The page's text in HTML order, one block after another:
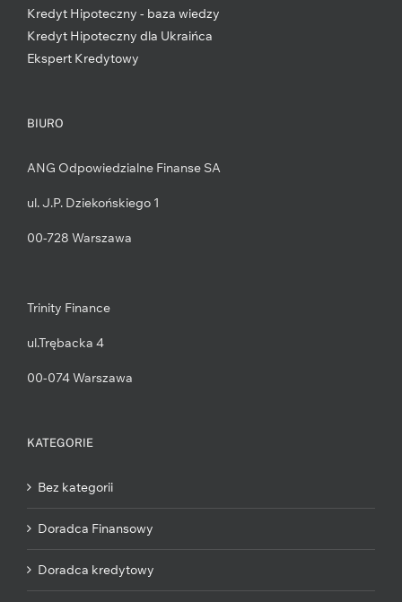
Kredyt Hipoteczny - baza wiedzy
Kredyt Hipoteczny dla Ukraińca
Ekspert Kredytowy
BIURO
ANG Odpowiedzialne Finanse SA
ul. J.P. Dziekońskiego 1
00-728 Warszawa
Trinity Finance
ul.Trębacka 4
00-074 Warszawa
KATEGORIE
Bez kategorii
Doradca Finansowy
Doradca kredytowy